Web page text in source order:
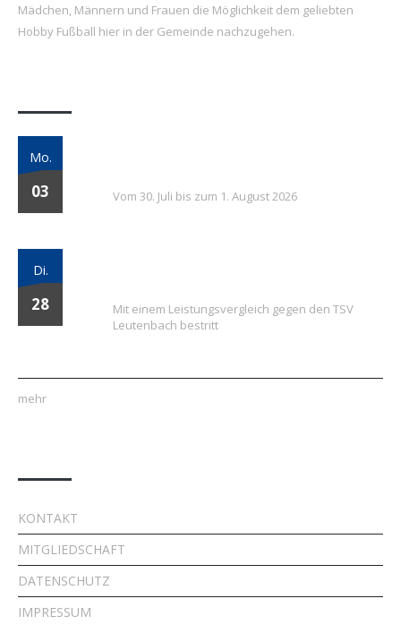
Mädchen, Männern und Frauen die Möglichkeit dem geliebten
Hobby Fußball hier in der Gemeinde nachzugehen.
Mo.
03 Vom 30. Juli bis zum 1. August 2026
Di.
28
Mit einem Leistungsvergleich gegen den TSV
Leutenbach bestritt
mehr
KONTAKT
MITGLIEDSCHAFT
DATENSCHUTZ
IMPRESSUM